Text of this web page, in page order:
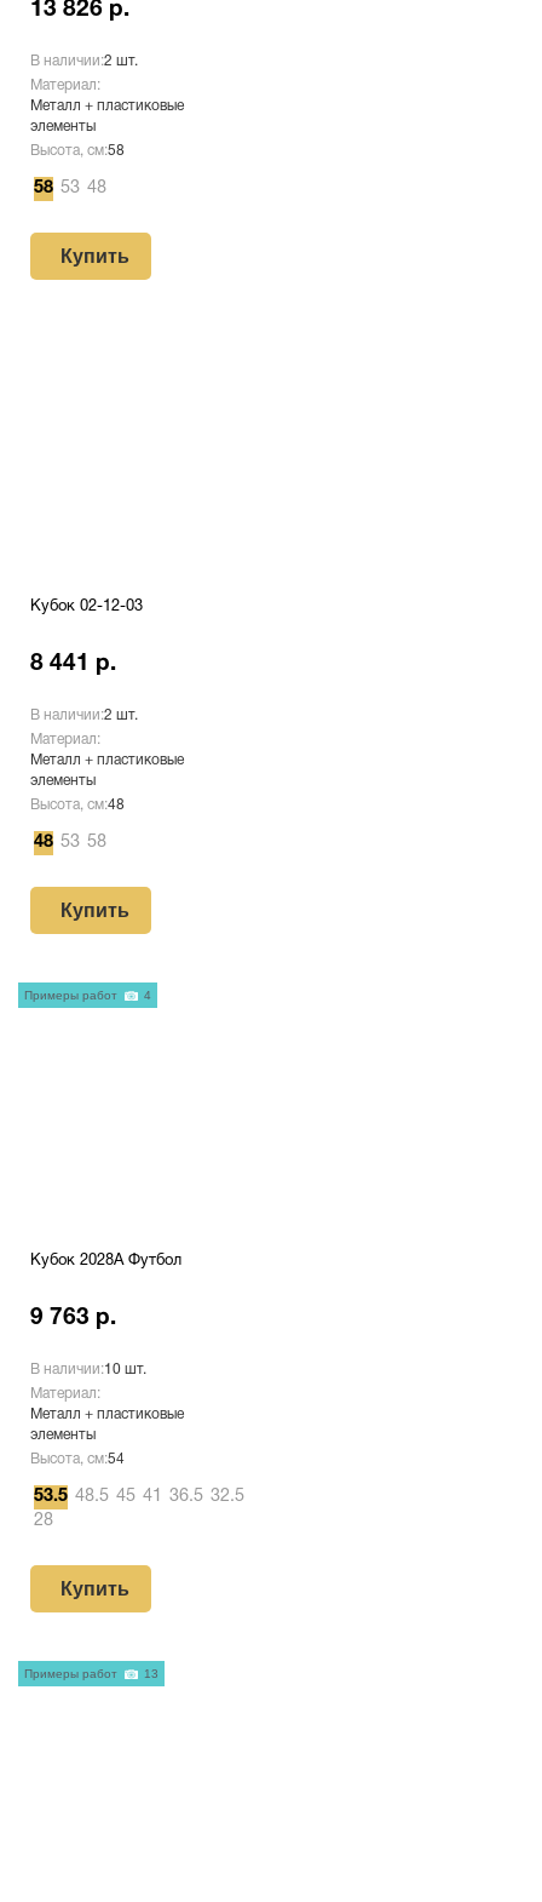
13 826 р.
В наличии:2 шт.
Материал:
Металл + пластиковые
элементы
Высота, см:58
58 53 48
Купить
Кубок 02-12-03
8 441 р.
В наличии:2 шт.
Материал:
Металл + пластиковые
элементы
Высота, см:48
48 53 58
Купить
Кубок 2028A Футбол
9 763 р.
В наличии:10 шт.
Материал:
Металл + пластиковые
элементы
Высота, см:54
53.5 48.5 45 41 36.5 32.5
28
Купить
Примеры работ 4
Примеры работ 13